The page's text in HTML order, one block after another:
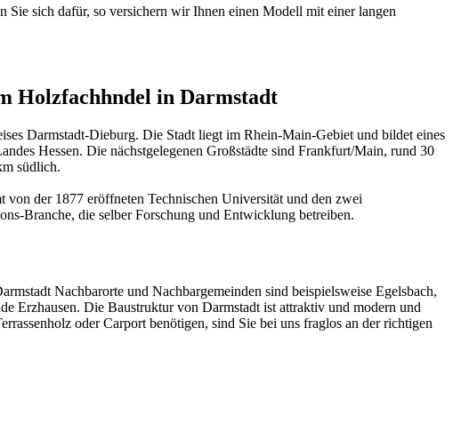
Sie sich dafür, so versichern wir Ihnen einen Modell mit einer langen
Holzfachhndel in Darmstadt
Darmstadt-Dieburg. Die Stadt liegt im Rhein-Main-Gebiet und bildet eines
Hessen. Die nächstgelegenen Großstädte sind Frankfurt/Main, rund 30
südlich.
von der 1877 eröffneten Technischen Universität und den zwei
Branche, die selber Forschung und Entwicklung betreiben.
Nachbarorte und Nachbargemeinden sind beispielsweise Egelsbach,
Erzhausen. Die Baustruktur von Darmstadt ist attraktiv und modern und
oder Carport benötigen, sind Sie bei uns fraglos an der richtigen